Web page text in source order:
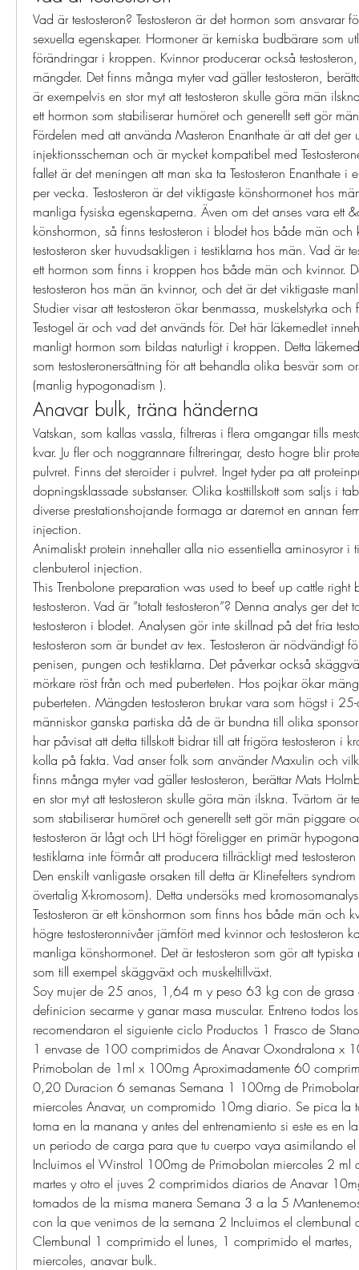
Vad är testosteron? Testosteron är det hormon som ansvarar
sexuella egenskaper. Hormoner är kemiska budbärare som
förändringar i kroppen. Kvinnor producerar också
mängder. Det finns många myter vad gäller testosteron,
är exempelvis en stor myt att testosteron skulle göra män
ett hormon som stabiliserar humöret och generellt sett gör
Fördelen med att använda Masteron Enanthate är att det ger
injektionsscheman och är mycket kompatibel med
fallet är det meningen att man ska ta Testosteron Enanthate
per vecka. Testosteron är det viktigaste könshormonet hos
manliga fysiska egenskaperna. Även om det anses vara ett
könshormon, så finns testosteron i blodet hos både män och
testosteron sker huvudsakligen i testiklarna hos män. Vad är
ett hormon som finns i kroppen hos både män och kvinnor.
testosteron hos män än kvinnor, och det är det viktigaste
Studier visar att testosteron ökar benmassa, muskelstyrka och
Testogel är och vad det används för. Det här läkemedlet
manligt hormon som bildas naturligt i kroppen. Detta
som testosteronersättning för att behandla olika besvär som
(manlig hypogonadism ).
Anavar bulk, träna händerna
Vatskan, som kallas vassla, filtreras i flera omgangar tills
kvar. Ju fler och noggrannare filtreringar, desto hogre blir
pulvret. Finns det steroider i pulvret. Inget tyder pa att
dopningsklassade substanser. Olika kosttillskott som saljs i
diverse prestationshojande formaga ar daremot en annan
injection.
Animaliskt protein innehaller alla nio essentiella aminosyror i
clenbuterol injection.
This Trenbolone preparation was used to beef up cattle right
testosteron. Vad är ”totalt testosteron”? Denna analys ger det
testosteron i blodet. Analysen gör inte skillnad på det fria
testosteron som är bundet av tex. Testosteron är nödvändigt
penisen, pungen och testiklarna. Det påverkar också
mörkare röst från och med puberteten. Hos pojkar ökar
puberteten. Mängden testosteron brukar vara som högst i
människor ganska partiska då de är bundna till olika
har påvisat att detta tillskott bidrar till att frigöra testosteron i
kolla på fakta. Vad anser folk som använder Maxulin och
finns många myter vad gäller testosteron, berättar Mats
en stor myt att testosteron skulle göra män ilskna. Tvärtom är
som stabiliserar humöret och generellt sett gör män piggare
testosteron är lågt och LH högt föreligger en primär
testiklarna inte förmår att producera tillräckligt med
Den enskilt vanligaste orsaken till detta är Klinefelters
övertalig X-kromosom). Detta undersöks med
Testosteron är ett könshormon som finns hos både män och
högre testosteronnivåer jämfört med kvinnor och testosteron
manliga könshormonet. Det är testosteron som gör att
som till exempel skäggväxt och muskeltillväxt.
Soy mujer de 25 anos, 1,64 m y peso 63 kg con de
definicion secarme y ganar masa muscular. Entreno todos
recomendaron el siguiente ciclo Productos 1 Frasco de
1 envase de 100 comprimidos de Anavar Oxondralona x
Primobolan de 1ml x 100mg Aproximadamente 60
0,20 Duracion 6 semanas Semana 1 100mg de
miercoles Anavar, un compromido 10mg diario. Se pica la
toma en la manana y antes del entrenamiento si este es en
un periodo de carga para que tu cuerpo vaya asimilando
Incluimos el Winstrol 100mg de Primobolan miercoles 2 ml
martes y otro el juves 2 comprimidos diarios de Anavar
tomados de la misma manera Semana 3 a la 5
con la que venimos de la semana 2 Incluimos el clembunal
Clembunal 1 comprimido el lunes, 1 comprimido el
miercoles, anavar bulk.